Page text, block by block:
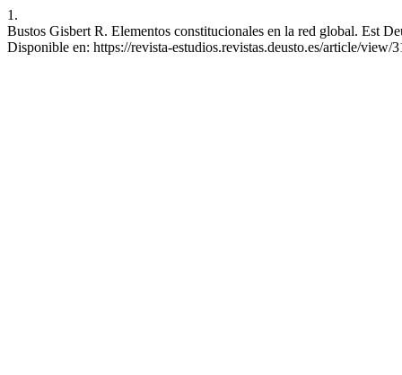
1.
Bustos Gisbert R. Elementos constitucionales en la red global. Est
Disponible en: https://revista-estudios.revistas.deusto.es/article/view/